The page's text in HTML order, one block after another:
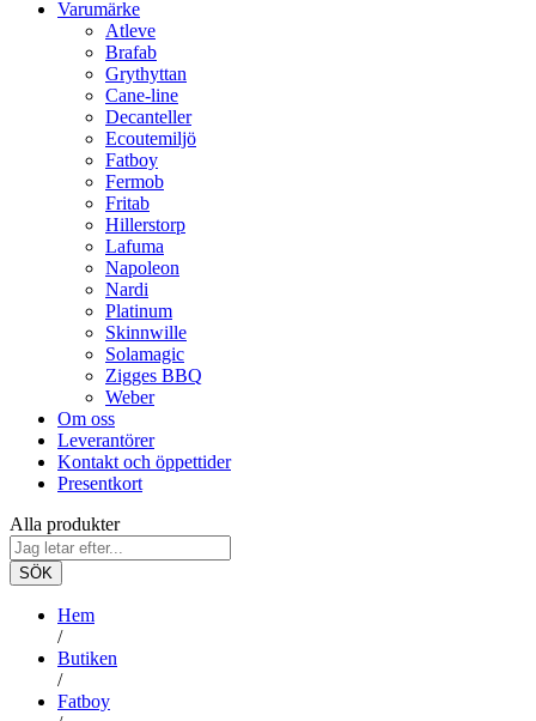
Varumärke
Atleve
Brafab
Grythyttan
Cane-line
Decanteller
Ecoutemiljö
Fatboy
Fermob
Fritab
Hillerstorp
Lafuma
Napoleon
Nardi
Platinum
Skinnwille
Solamagic
Zigges BBQ
Weber
Om oss
Leverantörer
Kontakt och öppettider
Presentkort
Alla produkter
SÖK
Hem
/
Butiken
/
Fatboy